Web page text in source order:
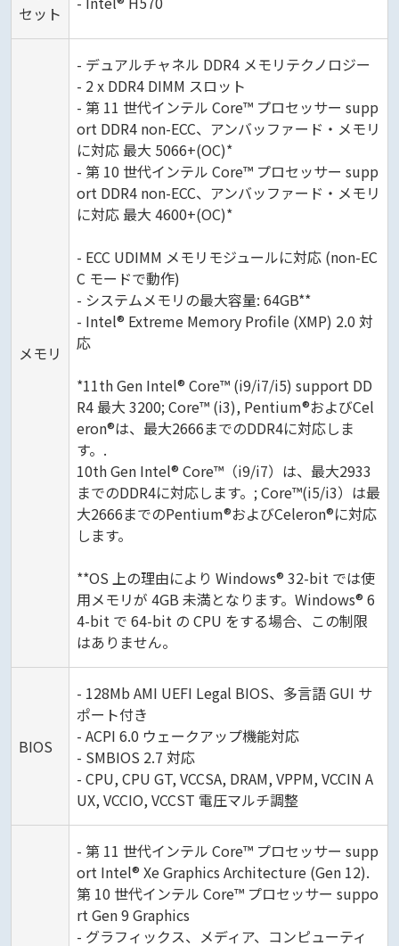
セット
メモリ
- デュアルチャネル DDR4 メモリテクノロジー
- 2 x DDR4 DIMM スロット
- 第 11 世代インテル Core™ プロセッサー supp
ort DDR4 non-ECC、アンバッファード・メモリ
に対応 最大 5066+(OC)*
- 第 10 世代インテル Core™ プロセッサー supp
ort DDR4 non-ECC、アンバッファード・メモリ
に対応 最大 4600+(OC)*
- ECC UDIMM メモリモジュールに対応 (non-EC
C モードで動作)
- システムメモリの最大容量: 64GB**
- Intel® Extreme Memory Profile (XMP) 2.0 対
応
*11th Gen Intel® Core™ (i9/i7/i5) support DD
R4 最大 3200; Core™ (i3), Pentium®およびCel
eron®は、最大2666までのDDR4に対応しま
す。.
10th Gen Intel® Core™（i9/i7）は、最大2933
までのDDR4に対応します。; Core™(i5/i3）は最
大2666までのPentium®およびCeleron®に対応
します。
**OS 上の理由により Windows® 32-bit では使
用メモリが 4GB 未満となります。Windows® 6
4-bit で 64-bit の CPU をする場合、この制限
はありません。
BIOS
- 128Mb AMI UEFI Legal BIOS、多言語 GUI サ
ポート付き
- ACPI 6.0 ウェークアップ機能対応
- SMBIOS 2.7 対応
- CPU, CPU GT, VCCSA, DRAM, VPPM, VCCIN A
UX, VCCIO, VCCST 電圧マルチ調整
- 第 11 世代インテル Core™ プロセッサー supp
ort Intel® Xe Graphics Architecture (Gen 12).
第 10 世代インテル Core™ プロセッサー suppo
rt Gen 9 Graphics
- グラフィックス、メディア、コンピューティ